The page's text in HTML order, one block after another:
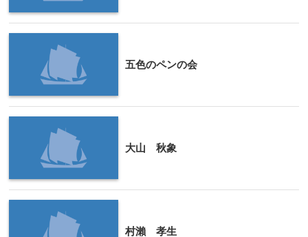
五色のペンの会
大山 秋象
村瀨 孝生